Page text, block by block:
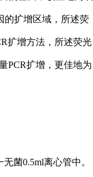
的扩增区域，所述荧
扩增方法，所述荧光
PCR扩增，更佳地为
菌0.5ml离心管中。